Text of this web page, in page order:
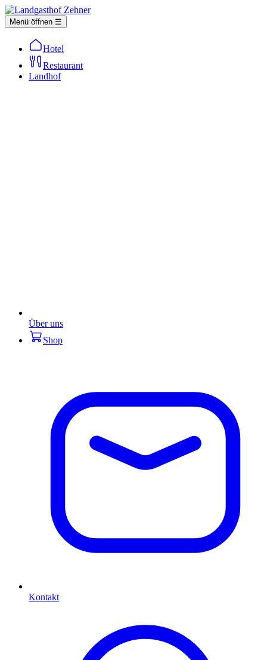
Menü öffnen ☰
Hotel
Restaurant
Landhof
Über uns
Shop
Kontakt